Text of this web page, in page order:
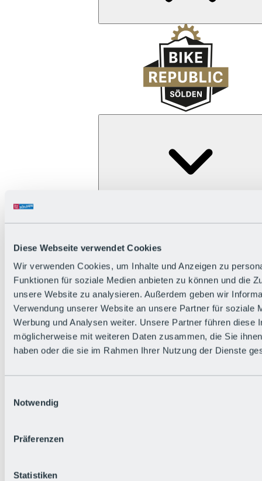
Diese Webseite verwendet Cookies
Wir verwenden Cookies, um Inhalte und Anzeigen zu
Funktionen für soziale Medien anbieten zu können und die
unsere Website zu analysieren. Außerdem geben wir
Verwendung unserer Website an unsere Partner für soziale
Werbung und Analysen weiter. Unsere Partner führen diese
möglicherweise mit weiteren Daten zusammen, die Sie
haben oder die sie im Rahmen Ihrer Nutzung der Dienste
Notwendig
Präferenzen
Statistiken
Alle Live-Infos
Wetter
Hüttenstatus
Livecams
Urlaubsregion